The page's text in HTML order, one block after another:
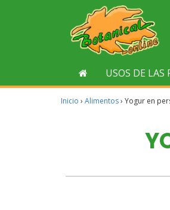
USOS DE LAS
Inicio › Alimentos› Yogur en